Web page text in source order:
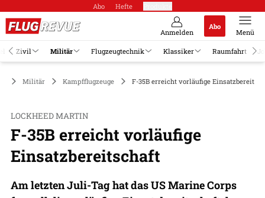
Abo Hefte
Anmelden
Abo
Menü
Zivil Militär Flugzeugtechnik Klassiker Raumfahrt
Militär Kampfflugzeuge F-35B erreicht vorläufige
LOCKHEED MARTIN
F-35B erreicht vorläufige
Einsatzbereitschaft
Am letzten Juli-Tag hat das US Marine Corps